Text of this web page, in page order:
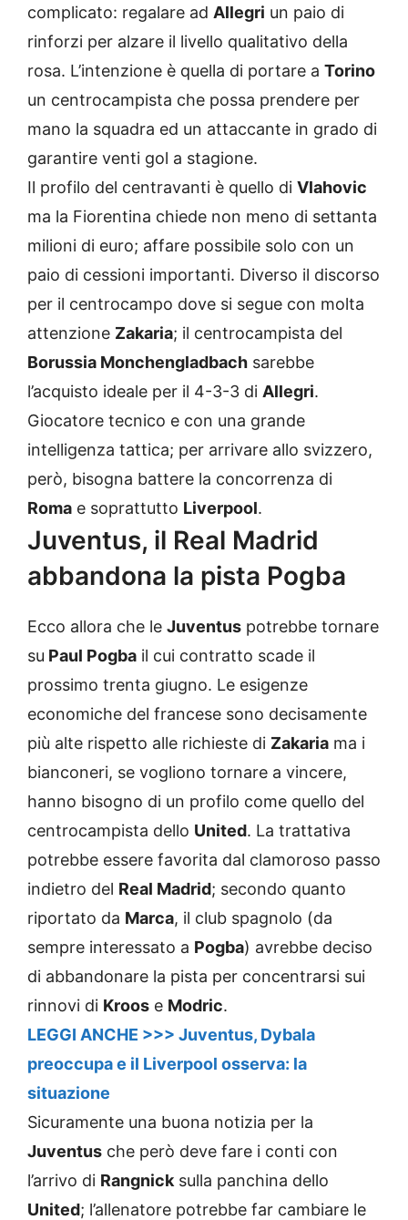
complicato: regalare ad Allegri un paio di
rinforzi per alzare il livello qualitativo della
rosa. L’intenzione è quella di portare a Torino
un centrocampista che possa prendere per
mano la squadra ed un attaccante in grado di
garantire venti gol a stagione.
Il profilo del centravanti è quello di Vlahovic
ma la Fiorentina chiede non meno di settanta
milioni di euro; affare possibile solo con un
paio di cessioni importanti. Diverso il discorso
per il centrocampo dove si segue con molta
attenzione Zakaria; il centrocampista del
Borussia Monchengladbach sarebbe
l’acquisto ideale per il 4-3-3 di Allegri.
Giocatore tecnico e con una grande
intelligenza tattica; per arrivare allo svizzero,
però, bisogna battere la concorrenza di
Roma e soprattutto Liverpool.
Juventus, il Real Madrid
abbandona la pista Pogba
Ecco allora che le Juventus potrebbe tornare
su Paul Pogba il cui contratto scade il
prossimo trenta giugno. Le esigenze
economiche del francese sono decisamente
più alte rispetto alle richieste di Zakaria ma i
bianconeri, se vogliono tornare a vincere,
hanno bisogno di un profilo come quello del
centrocampista dello United. La trattativa
potrebbe essere favorita dal clamoroso passo
indietro del Real Madrid; secondo quanto
riportato da Marca, il club spagnolo (da
sempre interessato a Pogba) avrebbe deciso
di abbandonare la pista per concentrarsi sui
rinnovi di Kroos e Modric.
LEGGI ANCHE >>> Juventus, Dybala
preoccupa e il Liverpool osserva: la
situazione
Sicuramente una buona notizia per la
Juventus che però deve fare i conti con
l’arrivo di Rangnick sulla panchina dello
United; l’allenatore potrebbe far cambiare le